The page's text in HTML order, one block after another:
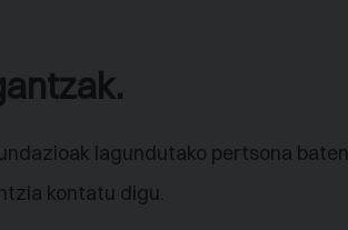
lagundutako pertsona baten
kontatu digu.